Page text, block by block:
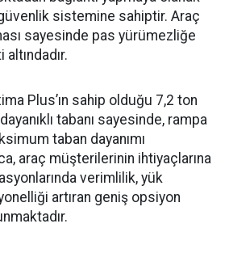
sistemine sahiptir. Araç
sayesinde pas yürümezliğe
altındadır.
Plus’ın sahip olduğu 7,2 ton
tabanı sayesinde, rampa
taban dayanımı
araç müşterilerinin ihtiyaçlarına
verimlilik, yük
artıran geniş opsiyon